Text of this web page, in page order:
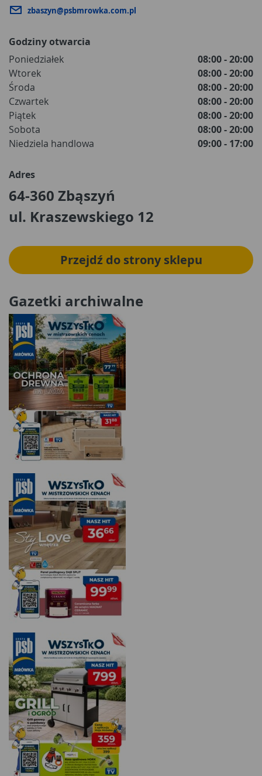
zbaszyn@psbmrowka.com.pl
Godziny otwarcia
Poniedziałek
08:00 - 20:00
Wtorek
08:00 - 20:00
Środa
08:00 - 20:00
Czwartek
08:00 - 20:00
Piątek
08:00 - 20:00
Sobota
08:00 - 20:00
Niedziela handlowa
09:00 - 17:00
Adres
64-360 Zbąszyń
ul. Kraszewskiego 12
Przejdź do strony sklepu
Gazetki archiwalne